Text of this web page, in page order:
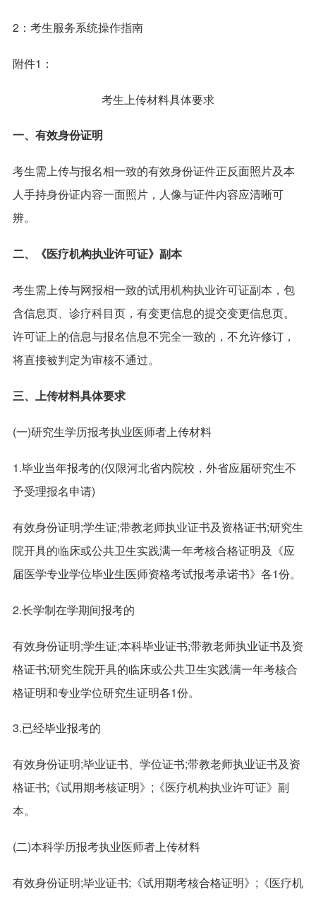
2：考生服务系统操作指南
附件1：
考生上传材料具体要求
一、有效身份证明
考生需上传与报名相一致的有效身份证件正反面照片及本
人手持身份证内容一面照片，人像与证件内容应清晰可
辨。
二、《医疗机构执业许可证》副本
考生需上传与网报相一致的试用机构执业许可证副本，包
含信息页、诊疗科目页，有变更信息的提交变更信息页。
许可证上的信息与报名信息不完全一致的，不允许修订，
将直接被判定为审核不通过。
三、上传材料具体要求
(一)研究生学历报考执业医师者上传材料
1.毕业当年报考的(仅限河北省内院校，外省应届研究生不
予受理报名申请)
有效身份证明;学生证;带教老师执业证书及资格证书;研究生
院开具的临床或公共卫生实践满一年考核合格证明及《应
届医学专业学位毕业生医师资格考试报考承诺书》各1份。
2.长学制在学期间报考的
有效身份证明;学生证;本科毕业证书;带教老师执业证书及资
格证书;研究生院开具的临床或公共卫生实践满一年考核合
格证明和专业学位研究生证明各1份。
3.已经毕业报考的
有效身份证明;毕业证书、学位证书;带教老师执业证书及资
格证书;《试用期考核证明》;《医疗机构执业许可证》副
本。
(二)本科学历报考执业医师者上传材料
有效身份证明;毕业证书;《试用期考核合格证明》;《医疗机